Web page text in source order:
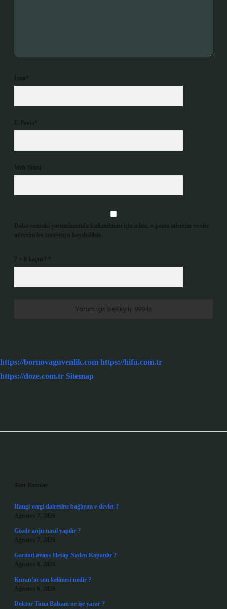
İsim*
E-Posta*
Web Sitesi
Daha sonraki yorumlarımda kullanılması için adım, e-posta adresim ve site
adresim bu tarayıcıya kaydedilsin.
7 + 8 kaçtır? *
https://bornovaguvenlik.com https://hifu.com.tr
https://doze.com.tr Sitemap
Son Yazılar
Hangi vergi dairesine bağlıyım e-devlet ?
Ağustos 7, 2026
Gözde anju nasıl yapılır ?
Ağustos 7, 2026
Garanti avans Hesap Neden Kapatılır ?
Ağustos 6, 2026
Kuran’ın son kelimesi nedir ?
Ağustos 6, 2026
Doktor Tuna Balsam ne işe yarar ?